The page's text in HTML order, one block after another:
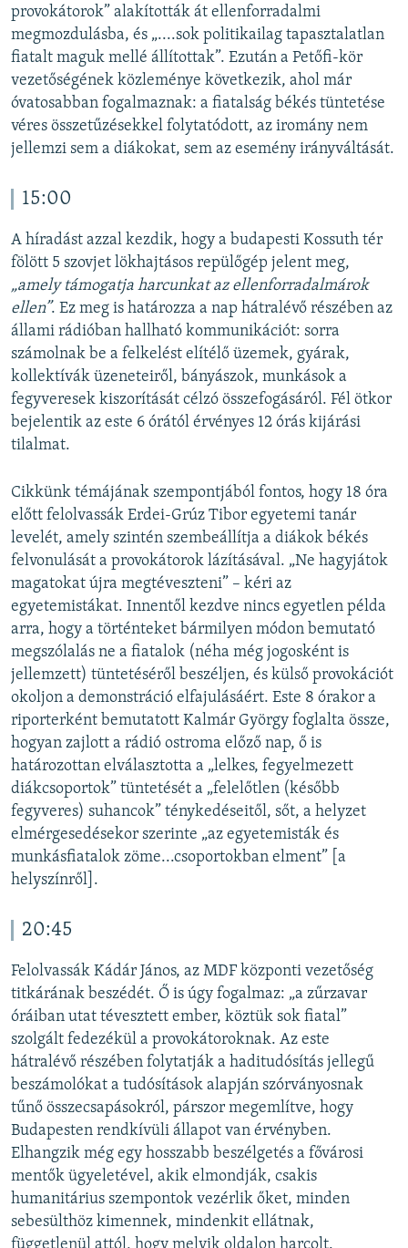
provokátorok” alakították át ellenforradalmi
megmozdulásba, és „....sok politikailag tapasztalatlan
fiatalt maguk mellé állítottak”. Ezután a Petőfi-kör
vezetőségének közleménye következik, ahol már
óvatosabban fogalmaznak: a fiatalság békés tüntetése
véres összetűzésekkel folytatódott, az iromány nem
jellemzi sem a diákokat, sem az esemény irányváltását.
15:00
A híradást azzal kezdik, hogy a budapesti Kossuth tér
fölött 5 szovjet lökhajtásos repülőgép jelent meg,
„amely támogatja harcunkat az ellenforradalmárok
ellen”. Ez meg is határozza a nap hátralévő részében az
állami rádióban hallható kommunikációt: sorra
számolnak be a felkelést elítélő üzemek, gyárak,
kollektívák üzeneteiről, bányászok, munkások a
fegyveresek kiszorítását célzó összefogásáról. Fél ötkor
bejelentik az este 6 órától érvényes 12 órás kijárási
tilalmat.
Cikkünk témájának szempontjából fontos, hogy 18 óra
előtt felolvassák Erdei-Grúz Tibor egyetemi tanár
levelét, amely szintén szembeállítja a diákok békés
felvonulását a provokátorok lázításával. „Ne hagyjátok
magatokat újra megtéveszteni” – kéri az
egyetemistákat. Innentől kezdve nincs egyetlen példa
arra, hogy a történteket bármilyen módon bemutató
megszólalás ne a fiatalok (néha még jogosként is
jellemzett) tüntetéséről beszéljen, és külső provokációt
okoljon a demonstráció elfajulásáért. Este 8 órakor a
riporterként bemutatott Kalmár György foglalta össze,
hogyan zajlott a rádió ostroma előző nap, ő is
határozottan elválasztotta a „lelkes, fegyelmezett
diákcsoportok” tüntetését a „felelőtlen (később
fegyveres) suhancok” ténykedéseitől, sőt, a helyzet
elmérgesedésekor szerinte „az egyetemisták és
munkásfiatalok zöme...csoportokban elment” [a
helyszínről].
20:45
Felolvassák Kádár János, az MDF központi vezetőség
titkárának beszédét. Ő is úgy fogalmaz: „a zűrzavar
óráiban utat tévesztett ember, köztük sok fiatal”
szolgált fedezékül a provokátoroknak. Az este
hátralévő részében folytatják a haditudósítás jellegű
beszámolókat a tudósítások alapján szórványosnak
tűnő összecsapásokról, párszor megemlítve, hogy
Budapesten rendkívüli állapot van érvényben.
Elhangzik még egy hosszabb beszélgetés a fővárosi
mentők ügyeletével, akik elmondják, csakis
humanitárius szempontok vezérlik őket, minden
sebesülthöz kimennek, mindenkit ellátnak,